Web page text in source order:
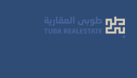
المحتوى